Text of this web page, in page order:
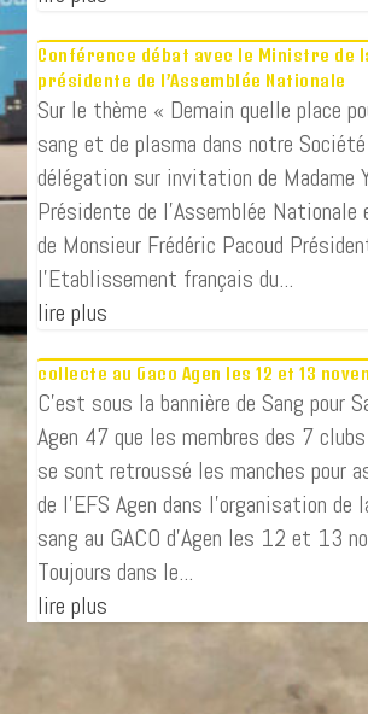
Conférence débat avec le Ministre de
présidente de l’Assemblée Nationale
Sur le thème « Demain quelle place
sang et de plasma dans notre
délégation sur invitation de Madame
Présidente de l’Assemblée Nationale
de Monsieur Frédéric Pacoud
l’Etablissement français du...
lire plus
collecte au Gaco Agen les 12 et 13
C'est sous la bannière de Sang pour
Agen 47 que les membres des 7
se sont retroussé les manches pour
de l'EFS Agen dans l'organisation de
sang au GACO d'Agen les 12 et 13
Toujours dans le...
lire plus